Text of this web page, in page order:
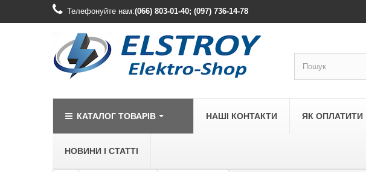
Телефонуйте нам:(066) 803-01-40; (097) 736-14-78
КАТАЛОГ ТОВАРІВ НАШІ КОНТАКТИ ЯК ОПЛАТИТИ
НОВИНИ І СТАТТІ